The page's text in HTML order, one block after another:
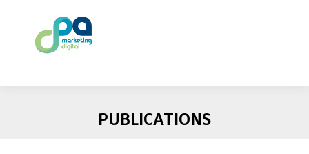
PUBLICATIONS